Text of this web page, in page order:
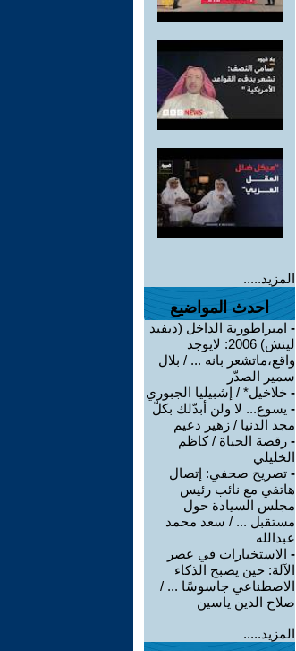
المزيد.....
احدث المواضيع
- امبراطورية الداخل (ديفيد
لينش) 2006: لايوجد
واقع،ماتشعر بانه ... / بلال
سمير الصدّر
- خلاخيل* / إشبيليا الجبوري
- يسوع... لا ولن أبدّلك بكلّ
مجد الدنيا / زهير دعيم
- رقصة الحياة / كاظم
الخليلي
- تصريح صحفي: إتصال
هاتفي مع نائب رئيس
مجلس السيادة حول
مستقبل ... / سعد محمد
عبدالله
- الاستخبارات في عصر
الآلة: حين يصبح الذكاء
الاصطناعي جاسوسًا ... /
صلاح الدين ياسين
المزيد.....